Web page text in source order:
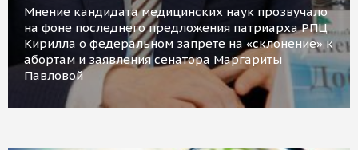
Мнение кандидата медицинских наук прозвучало
на фоне последнего предложения патриарха РПЦ
Кирилла о федеральном запрете на «склонение» к
абортам и заявления сенатора Маргариты
Павловой